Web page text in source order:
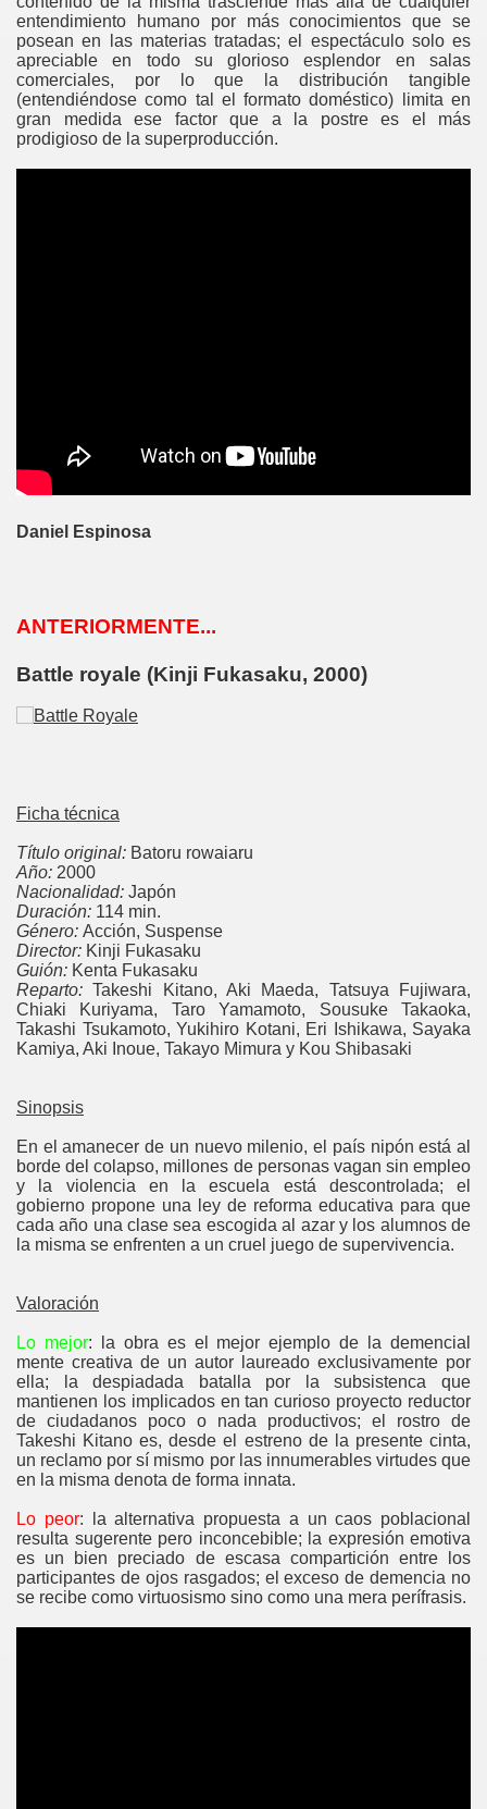
entendimiento humano por más conocimientos que se
posean en las materias tratadas; el espectáculo solo es
apreciable en todo su glorioso esplendor en salas
comerciales, por lo que la distribución tangible
(entendiéndose como tal el formato doméstico) limita en
gran medida ese factor que a la postre es el más
prodigioso de la superproducción.
Daniel Espinosa
ANTERIORMENTE...
Battle royale (Kinji Fukasaku, 2000)
Ficha técnica
Título original: Batoru rowaiaru
Año: 2000
Nacionalidad: Japón
Duración: 114 min.
Género: Acción, Suspense
Director: Kinji Fukasaku
Guión: Kenta Fukasaku
Reparto: Takeshi Kitano, Aki Maeda, Tatsuya Fujiwara,
Chiaki Kuriyama, Taro Yamamoto, Sousuke Takaoka,
Takashi Tsukamoto, Yukihiro Kotani, Eri Ishikawa, Sayaka
Kamiya, Aki Inoue, Takayo Mimura y Kou Shibasaki
Sinopsis
En el amanecer de un nuevo milenio, el país nipón está al
borde del colapso, millones de personas vagan sin empleo
y la violencia en la escuela está descontrolada; el
gobierno propone una ley de reforma educativa para que
cada año una clase sea escogida al azar y los alumnos de
la misma se enfrenten a un cruel juego de supervivencia.
Valoración
Lo mejor: la obra es el mejor ejemplo de la demencial
mente creativa de un autor laureado exclusivamente por
ella; la despiadada batalla por la subsistenca que
mantienen los implicados en tan curioso proyecto reductor
de ciudadanos poco o nada productivos; el rostro de
Takeshi Kitano es, desde el estreno de la presente cinta,
un reclamo por sí mismo por las innumerables virtudes que
en la misma denota de forma innata.
Lo peor: la alternativa propuesta a un caos poblacional
resulta sugerente pero inconcebible; la expresión emotiva
es un bien preciado de escasa compartición entre los
participantes de ojos rasgados; el exceso de demencia no
se recibe como virtuosismo sino como una mera perífrasis.